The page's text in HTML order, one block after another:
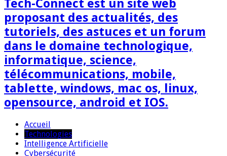
Tech-Connect est un site web
proposant des actualités, des
tutoriels, des astuces et un forum
dans le domaine technologique,
informatique, science,
télécommunications, mobile,
tablette, windows, mac os, linux,
opensource, android et IOS.
Accueil
Technologies
Intelligence Artificielle
Cybersécurité